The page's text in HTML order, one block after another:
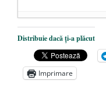
Dezvăluiri
Zelensky
-
Statul care
Distribuie dacă ți-a plăcut
Imprimare